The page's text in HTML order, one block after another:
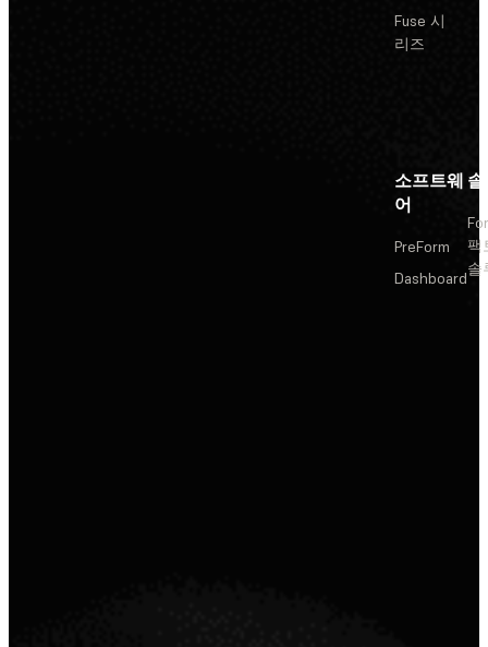
Fuse 시
리즈
소프트웨
어
PreForm
Dashboard
팩
솔